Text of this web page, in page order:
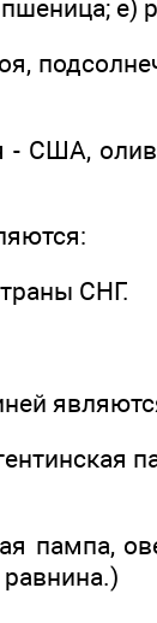
е)
США,
СНГ.
пампа,